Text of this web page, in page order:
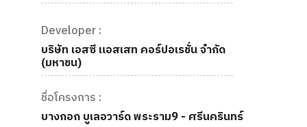
Developer :
บริษัท เอสซี แอสเสท คอร์ปอเรชั่น จำกัด
(มหาชน)
ชื่อโครงการ :
บางกอก บูเลอวาร์ด พระราม9 - ศรีนครินทร์